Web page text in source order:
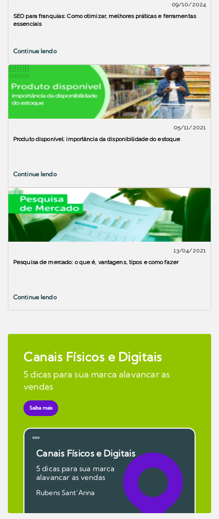
09/10/2024
SEO para franquias: Como otimizar, melhores práticas e ferramentas
essenciais
Continue lendo
05/11/2021
Produto disponível: importância da disponibilidade do estoque
Continue lendo
13/04/2021
Pesquisa de mercado: o que é, vantagens, tipos e como fazer
Continue lendo
Canais Físicos e Digitais
5 dicas para sua marca alavancar as
vendas
Saiba mais
Canais Físicos e Digitais
5 dicas para sua marca
alavancar as vendas
Rubens Sant’Anna